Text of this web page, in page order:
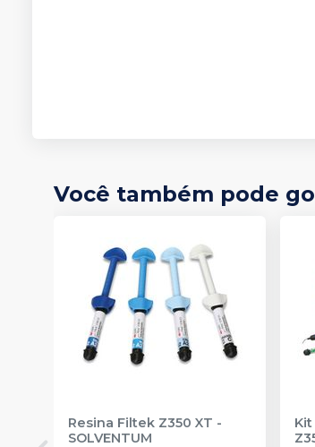
Você também pode
Resina Filtek Z350 XT -
SOLVENTUM